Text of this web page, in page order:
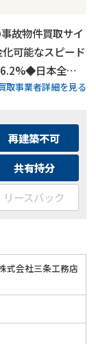
故物件買取サイ
可能なスピード
日本全国
取事業者詳細を見る
再建築不可
共有持分
リースバック
式会社三条工務店